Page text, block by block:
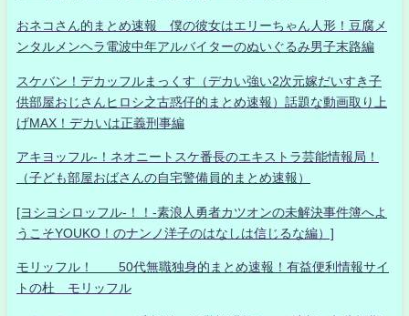
おネコさん的まとめ速報 僕の彼女はエリーちゃん人形！豆腐メ
ンタルメンヘラ電波中年アルバイターのぬいぐるみ男子末路編
スケバン！デカッフルまっくす（デカい強い2次元嫁だいすき子
供部屋おじさんヒロシ之古惑仔的まとめ速報）話題な動画取り上
げMAX！デカいは正義刑事編
アキヨッフル-！ネオニートスケ番長のエキストラ芸能情報局！
（子ども部屋おばさんの自宅警備員的まとめ速報）
[ヨシヨシロッフル-！！-素浪人勇者カツオンの未解決事件簿へよ
うこそYOUKO！のナンノ洋子のはなしは信じるな編）]
モリッフル！ 50代無職独身的まとめ速報！有益便利情報サイ
トの杜 モリッフル